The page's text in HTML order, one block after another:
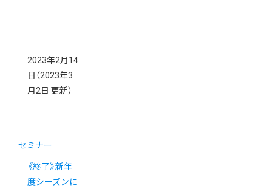
2023年2月14
日 （2023年3
月2日 更新）
セミナー
《終了》新年
度シーズンに